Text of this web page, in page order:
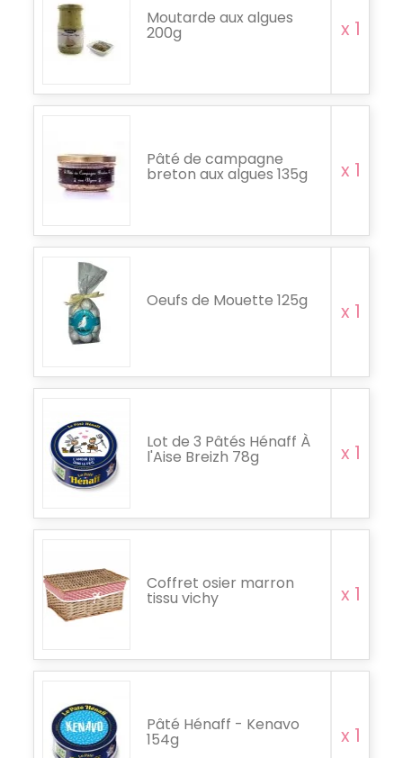
Moutarde aux algues
200g x 1
Pâté de campagne
breton aux algues 135g x 1
Oeufs de Mouette 125g x 1
Lot de 3 Pâtés Hénaff À
l'Aise Breizh 78g x 1
Coffret osier marron
tissu vichy x 1
Pâté Hénaff - Kenavo
154g x 1